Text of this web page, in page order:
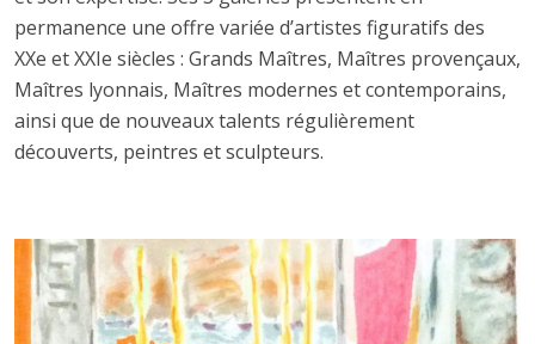
permanence une offre variée d’artistes figuratifs des
XXe et XXIe siècles : Grands Maîtres, Maîtres provençaux,
Maîtres lyonnais, Maîtres modernes et contemporains,
ainsi que de nouveaux talents régulièrement
découverts, peintres et sculpteurs.